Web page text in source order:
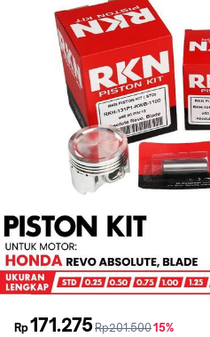
Rp171.275sebelum
Rp201.500diskon
15%